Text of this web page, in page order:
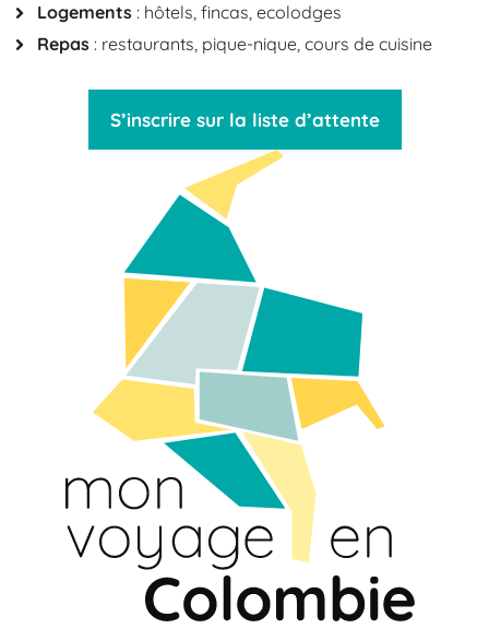
Logements : hôtels, fincas, ecolodges
Repas : restaurants, pique-nique, cours de cuisine
S’inscrire sur la liste d’attente